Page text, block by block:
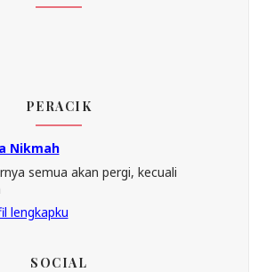
PERACIK
Nikmah
semua akan pergi, kecuali
lengkapku
SOCIAL